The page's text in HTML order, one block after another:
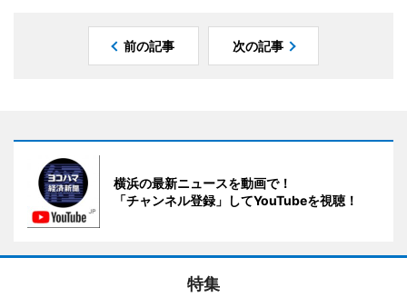
前の記事 次の記事
横浜の最新ニュースを動画で！
「チャンネル登録」してYouTubeを視聴！
特集